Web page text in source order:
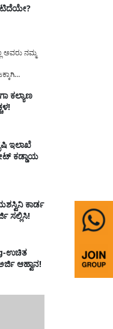
ನಮ್ಮ
ಕಲ್ಯಾಣ
ಇಲಾಖೆ
ಕಡ್ಡಾಯ
ಕಾರ್ಡ
ಸಲ್ಲಿಸಿ!
ಉಚಿತ
ಆಹ್ವಾನ!